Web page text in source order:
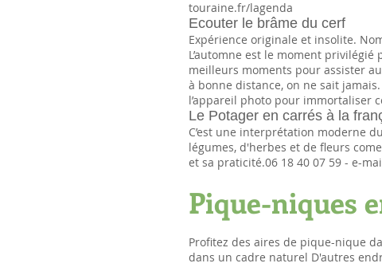
touraine.fr/lagenda
Ecouter le brâme du cerf
Expérience originale et insolite.
L’automne est le moment
meilleurs moments pour assister
à bonne distance, on ne sait
l’appareil photo pour immortaliser
Le Potager en carrés à la
C’est une interprétation moderne
légumes, d'herbes et de fleurs
et sa praticité.06 18 40 07 59 - e-
Pique-niques
Profitez des aires de pique-nique
dans un cadre naturel D'autres